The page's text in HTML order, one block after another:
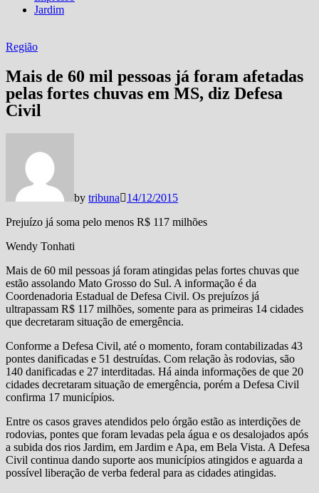
Jardim
Região
Mais de 60 mil pessoas já foram afetadas
pelas fortes chuvas em MS, diz Defesa
Civil
by tribuna
14/12/2015
Prejuízo já soma pelo menos R$ 117 milhões
Wendy Tonhati
Mais de 60 mil pessoas já foram atingidas pelas fortes chuvas que
estão assolando Mato Grosso do Sul. A informação é da
Coordenadoria Estadual de Defesa Civil. Os prejuízos já
ultrapassam R$ 117 milhões, somente para as primeiras 14 cidades
que decretaram situação de emergência.
Conforme a Defesa Civil, até o momento, foram contabilizadas 43
pontes danificadas e 51 destruídas. Com relação às rodovias, são
140 danificadas e 27 interditadas. Há ainda informações de que 20
cidades decretaram situação de emergência, porém a Defesa Civil
confirma 17 municípios.
Entre os casos graves atendidos pelo órgão estão as interdições de
rodovias, pontes que foram levadas pela água e os desalojados após
a subida dos rios Jardim, em Jardim e Apa, em Bela Vista. A Defesa
Civil continua dando suporte aos municípios atingidos e aguarda a
possível liberação de verba federal para as cidades atingidas.